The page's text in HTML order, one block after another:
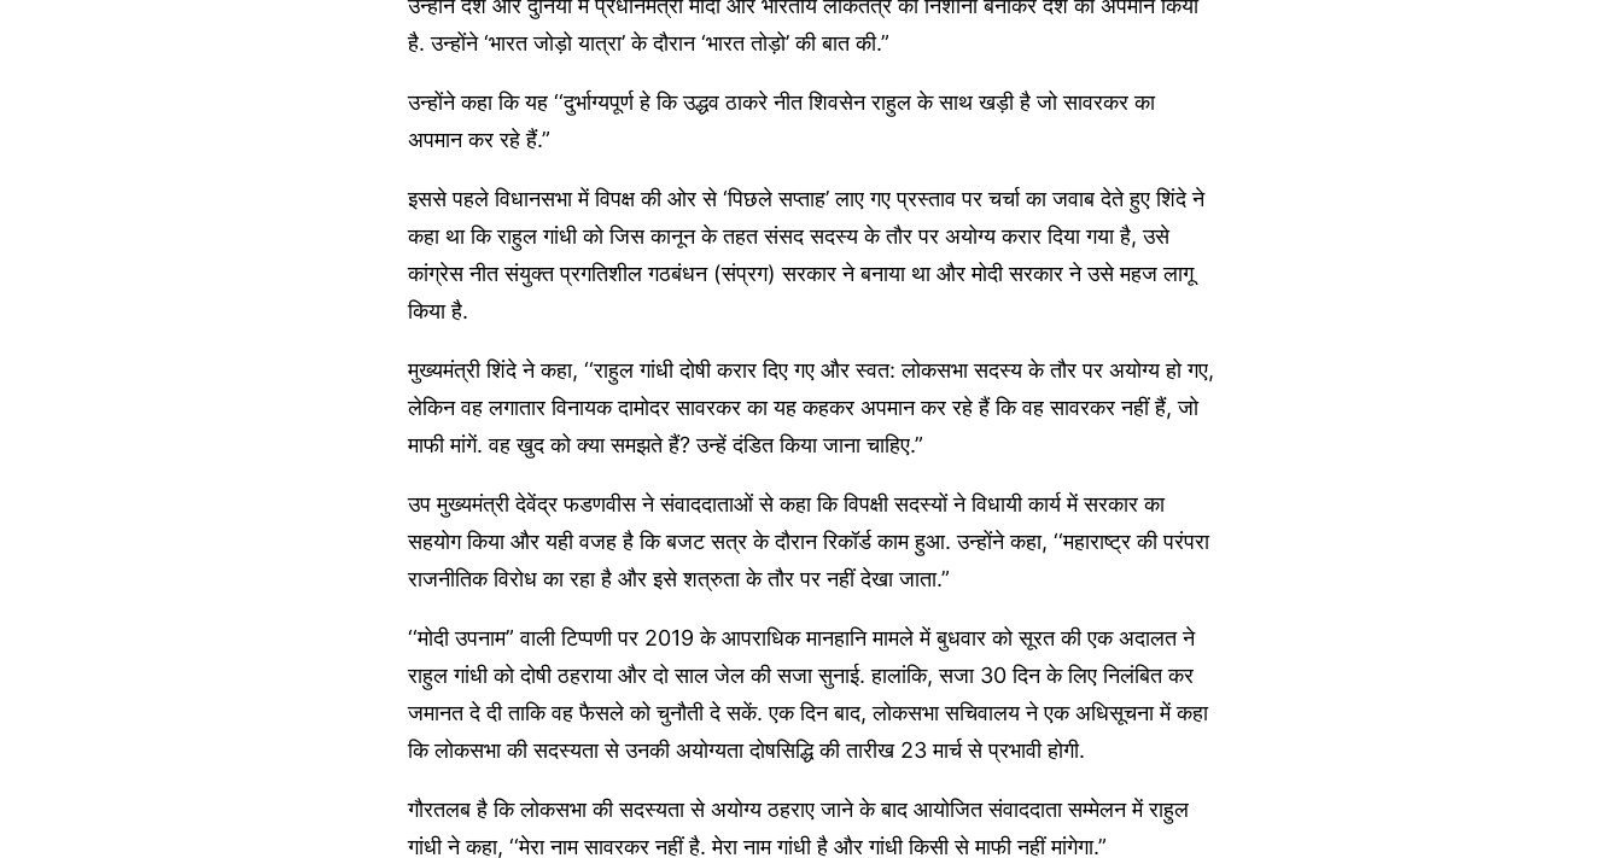
उन्होंने देश और दुनिया में प्रधानमंत्री मोदी और भारतीय लोकतंत्र को निशाना बनाकर देश का अपमान किया
है. उन्होंने ‘भारत जोड़ो यात्रा’ के दौरान ‘भारत तोड़ो’ की बात की.”
उन्होंने कहा कि यह ‘‘दुर्भाग्यपूर्ण हे कि उद्धव ठाकरे नीत शिवसेन राहुल के साथ खड़ी है जो सावरकर का
अपमान कर रहे हैं.”
इससे पहले विधानसभा में विपक्ष की ओर से ‘पिछले सप्ताह’ लाए गए प्रस्ताव पर चर्चा का जवाब देते हुए शिंदे ने
कहा था कि राहुल गांधी को जिस कानून के तहत संसद सदस्य के तौर पर अयोग्य करार दिया गया है, उसे
कांग्रेस नीत संयुक्त प्रगतिशील गठबंधन (संप्रग) सरकार ने बनाया था और मोदी सरकार ने उसे महज लागू
किया है.
मुख्यमंत्री शिंदे ने कहा, ‘‘राहुल गांधी दोषी करार दिए गए और स्वत: लोकसभा सदस्य के तौर पर अयोग्य हो गए,
लेकिन वह लगातार विनायक दामोदर सावरकर का यह कहकर अपमान कर रहे हैं कि वह सावरकर नहीं हैं, जो
माफी मांगें. वह खुद को क्या समझते हैं? उन्हें दंडित किया जाना चाहिए.”
उप मुख्यमंत्री देवेंद्र फडणवीस ने संवाददाताओं से कहा कि विपक्षी सदस्यों ने विधायी कार्य में सरकार का
सहयोग किया और यही वजह है कि बजट सत्र के दौरान रिकॉर्ड काम हुआ. उन्होंने कहा, ‘‘महाराष्ट्र की परंपरा
राजनीतिक विरोध का रहा है और इसे शत्रुता के तौर पर नहीं देखा जाता.”
‘‘मोदी उपनाम” वाली टिप्पणी पर 2019 के आपराधिक मानहानि मामले में बुधवार को सूरत की एक अदालत ने
राहुल गांधी को दोषी ठहराया और दो साल जेल की सजा सुनाई. हालांकि, सजा 30 दिन के लिए निलंबित कर
जमानत दे दी ताकि वह फैसले को चुनौती दे सकें. एक दिन बाद, लोकसभा सचिवालय ने एक अधिसूचना में कहा
कि लोकसभा की सदस्यता से उनकी अयोग्यता दोषसिद्धि की तारीख 23 मार्च से प्रभावी होगी.
गौरतलब है कि लोकसभा की सदस्यता से अयोग्य ठहराए जाने के बाद आयोजित संवाददाता सम्मेलन में राहुल
गांधी ने कहा, ‘‘मेरा नाम सावरकर नहीं है. मेरा नाम गांधी है और गांधी किसी से माफी नहीं मांगेगा.”